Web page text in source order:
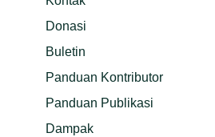
Donasi
Buletin
Panduan Kontributor
Panduan Publikasi
Dampak